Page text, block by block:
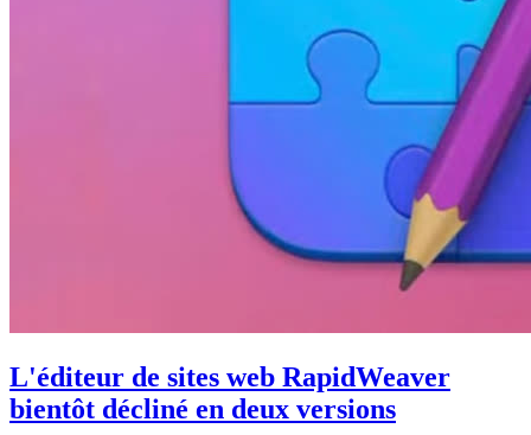
L'éditeur de sites web RapidWeaver
bientôt décliné en deux versions